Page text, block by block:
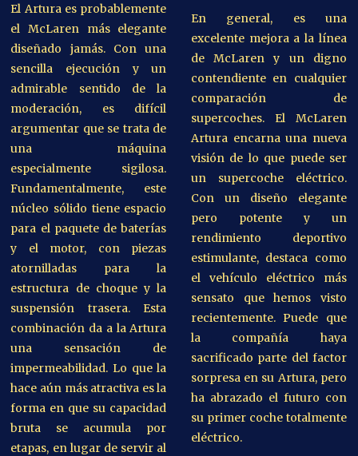
El Artura es probablemente
el McLaren más elegante
diseñado jamás. Con una
sencilla ejecución y un
admirable sentido de la
moderación, es difícil
argumentar que se trata de
una máquina
especialmente sigilosa.
Fundamentalmente, este
núcleo sólido tiene espacio
para el paquete de baterías
y el motor, con piezas
atornilladas para la
estructura de choque y la
suspensión trasera. Esta
combinación da a la Artura
una sensación de
impermeabilidad. Lo que la
hace aún más atractiva es la
forma en que su capacidad
bruta se acumula por
etapas, en lugar de servir al
En general, es una
excelente mejora a la línea
de McLaren y un digno
contendiente en cualquier
comparación de
supercoches. El McLaren
Artura encarna una nueva
visión de lo que puede ser
un supercoche eléctrico.
Con un diseño elegante
pero potente y un
rendimiento deportivo
estimulante, destaca como
el vehículo eléctrico más
sensato que hemos visto
recientemente. Puede que
la compañía haya
sacrificado parte del factor
sorpresa en su Artura, pero
ha abrazado el futuro con
su primer coche totalmente
eléctrico.